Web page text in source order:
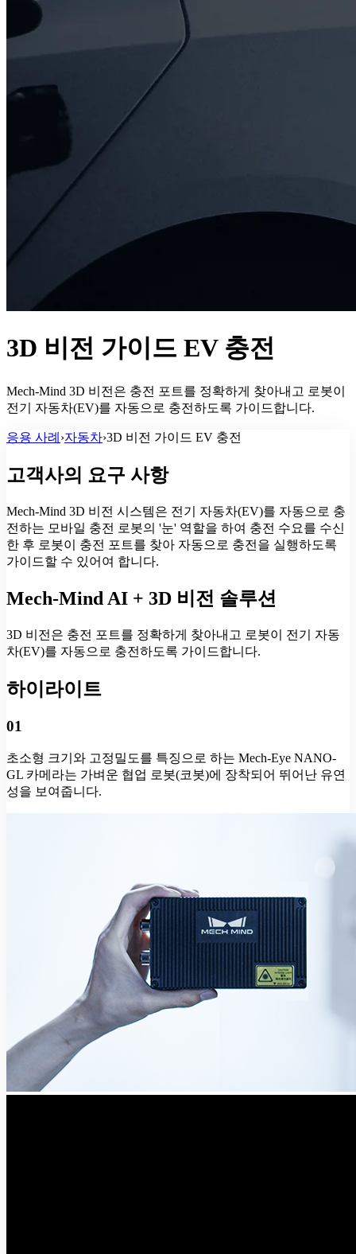
3D 비전 가이드 EV 충전
Mech-Mind 3D 비전은 충전 포트를 정확하게 찾아내고 로봇이
전기 자동차(EV)를 자동으로 충전하도록 가이드합니다.
응용 사례 ›자동차›3D 비전 가이드 EV 충전
고객사의 요구 사항
Mech-Mind 3D 비전 시스템은 전기 자동차(EV)를 자동으로 충
전하는 모바일 충전 로봇의 '눈' 역할을 하여 충전 수요를 수신
한 후 로봇이 충전 포트를 찾아 자동으로 충전을 실행하도록
가이드할 수 있어여 합니다.
Mech-Mind AI + 3D 비전 솔루션
3D 비전은 충전 포트를 정확하게 찾아내고 로봇이 전기 자동
차(EV)를 자동으로 충전하도록 가이드합니다.
하이라이트
01
초소형 크기와 고정밀도를 특징으로 하는 Mech-Eye NANO-
GL 카메라는 가벼운 협업 로봇(코봇)에 장착되어 뛰어난 유연
성을 보여줍니다.